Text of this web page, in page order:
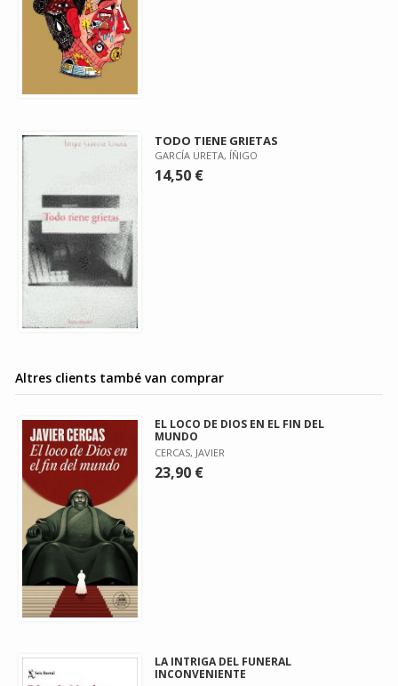
TODO TIENE GRIETAS
GARCÍA URETA, ÍÑIGO
14,50 €
Altres clients també van comprar
EL LOCO DE DIOS EN EL FIN DEL
MUNDO
CERCAS, JAVIER
23,90 €
LA INTRIGA DEL FUNERAL
INCONVENIENTE